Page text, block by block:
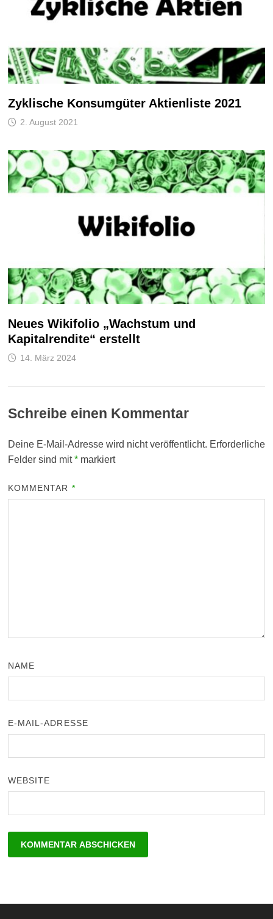
Zyklische Konsumgüter Aktienliste 2021
2. August 2021
Neues Wikifolio „Wachstum und
Kapitalrendite“ erstellt
14. März 2024
Schreibe einen Kommentar
Deine E-Mail-Adresse wird nicht veröffentlicht. Erforderliche
Felder sind mit*markiert
KOMMENTAR *
NAME
E-MAIL-ADRESSE
WEBSITE